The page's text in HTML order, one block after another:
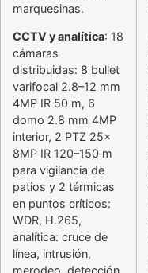
marquesinas.
CCTV y analítica: 18
cámaras
distribuidas: 8 bullet
varifocal 2.8–12 mm
4MP IR 50 m, 6
domo 2.8 mm 4MP
interior, 2 PTZ 25x
8MP IR 120–150 m
para vigilancia de
patios y 2 térmicas
en puntos críticos:
WDR, H.265,
analítica: cruce de
línea, intrusión,